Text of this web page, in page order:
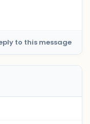
to this message